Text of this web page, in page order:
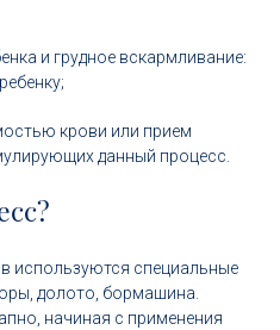
и грудное вскармливание:
крови или прием
данный процесс.
используются специальные
долото, бормашина.
начиная с применения